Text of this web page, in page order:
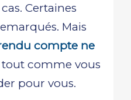
Certaines
Mais
compte ne
tout comme vous
pour vous.